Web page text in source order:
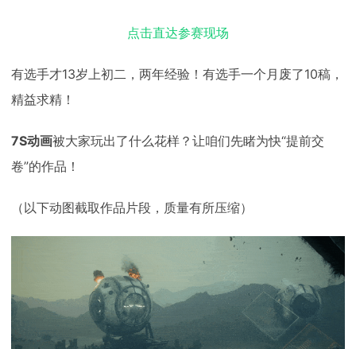
点击直达参赛现场
有选手才13岁上初二，两年经验！有选手一个月废了10稿，
精益求精！
7S动画被大家玩出了什么花样？让咱们先睹为快“提前交
卷”的作品！
（以下动图截取作品片段，质量有所压缩）